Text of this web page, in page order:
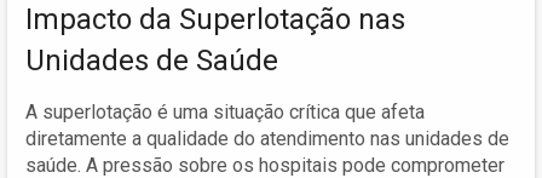
Impacto da Superlotação nas
Unidades de Saúde
A superlotação é uma situação crítica que afeta
diretamente a qualidade do atendimento nas unidades de
saúde. A pressão sobre os hospitais pode comprometer